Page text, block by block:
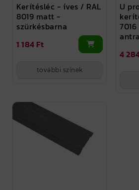
Kerítésléc - íves / RAL
8019 matt -
szürkésbarna
1 184 Ft
további színek
U
4